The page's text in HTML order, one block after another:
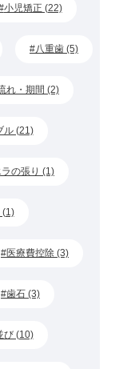
小児矯正 (22)
八重歯 (5)
れ・期間 (2)
ル (21)
ラの張り (1)
(1)
医療費控除 (3)
歯石 (3)
び (10)